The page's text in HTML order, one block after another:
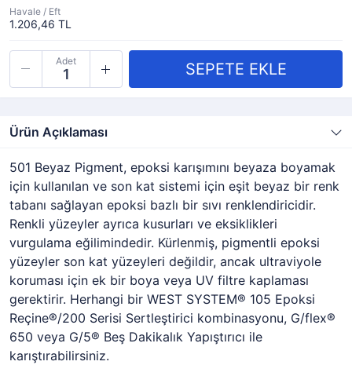
Havale / Eft
1.206,46 TL
Adet
Ürün Açıklaması
501 Beyaz Pigment, epoksi karışımını beyaza boyamak
için kullanılan ve son kat sistemi için eşit beyaz bir renk
tabanı sağlayan epoksi bazlı bir sıvı renklendiricidir.
Renkli yüzeyler ayrıca kusurları ve eksiklikleri
vurgulama eğilimindedir. Kürlenmiş, pigmentli epoksi
yüzeyler son kat yüzeyleri değildir, ancak ultraviyole
koruması için ek bir boya veya UV filtre kaplaması
gerektirir. Herhangi bir WEST SYSTEM® 105 Epoksi
Reçine®/200 Serisi Sertleştirici kombinasyonu, G/flex®
650 veya G/5® Beş Dakikalık Yapıştırıcı ile
karıştırabilirsiniz.